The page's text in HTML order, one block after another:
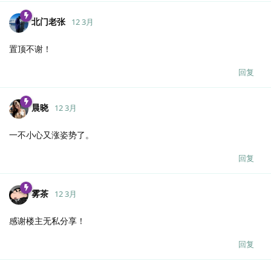
北门老张 12 3月
置顶不谢！
回复
晨晓 12 3月
一不小心又涨姿势了。
回复
雾茶 12 3月
感谢楼主无私分享！
回复